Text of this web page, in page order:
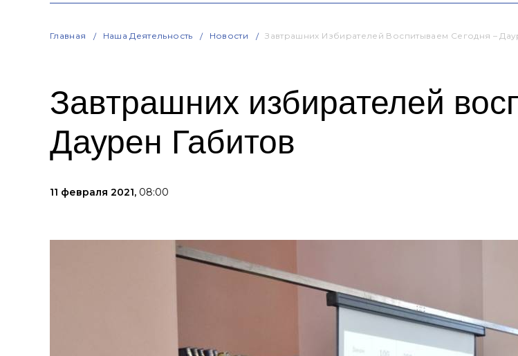
Главная Наша Деятельность Новости Завтрашних Избирателей Воспитываем Сегодня –
Завтрашних избирателей
Даурен Габитов
11 февраля 2021, 08:00